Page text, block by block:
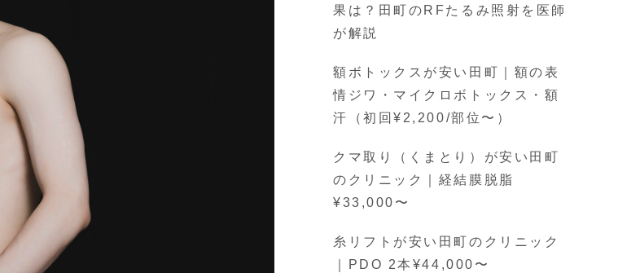
果は？田町のRFたるみ照射を医師
が解説
額ボトックスが安い田町｜額の表
情ジワ・マイクロボトックス・額
汗（初回¥2,200/部位〜）
クマ取り（くまとり）が安い田町
のクリニック｜経結膜脱脂
¥33,000〜
糸リフトが安い田町のクリニック
｜PDO 2本¥44,000〜